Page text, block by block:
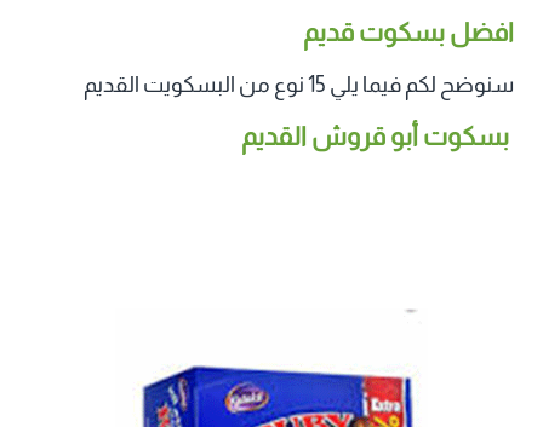
افضل بسكوت قديم
سنوضح لكم فيما يلي 15 نوع من البسكويت القديم
بسكوت أبو قروش القديم